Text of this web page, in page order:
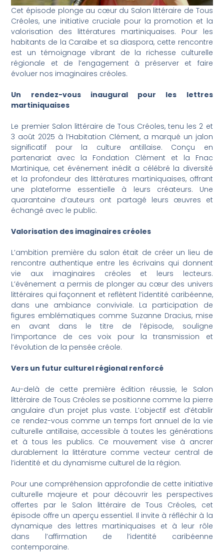
Cet épisode plonge au cœur du Salon littéraire de Tous
Créoles, une initiative cruciale pour la promotion et la
valorisation des littératures martiniquaises. Pour les
habitants de la Caraïbe et sa diaspora, cette rencontre
est un témoignage vibrant de la richesse culturelle
régionale et de l’engagement à préserver et faire
évoluer nos imaginaires créoles.
Un rendez-vous inaugural pour les lettres
martiniquaises
Le premier Salon littéraire de Tous Créoles, tenu les 2 et
3 août 2025 à l’Habitation Clément, a marqué un jalon
significatif pour la culture antillaise. Conçu en
partenariat avec la Fondation Clément et la Fnac
Martinique, cet événement inédit a célébré la diversité
et la profondeur des littératures martiniquaises, offrant
une plateforme essentielle à leurs créateurs. Une
quarantaine d’auteurs ont partagé leurs œuvres et
échangé avec le public.
Valorisation des imaginaires créoles
L’ambition première du salon était de créer un lieu de
rencontre authentique entre les écrivains qui donnent
vie aux imaginaires créoles et leurs lecteurs.
L’événement a permis de plonger au cœur des univers
littéraires qui façonnent et reflètent l’identité caribéenne,
dans une ambiance conviviale. La participation de
figures emblématiques comme Suzanne Dracius, mise
en avant dans le titre de l’épisode, souligne
l’importance de ces voix pour la transmission et
l’évolution de la pensée créole.
Vers un futur culturel régional renforcé
Au-delà de cette première édition réussie, le Salon
littéraire de Tous Créoles se positionne comme la pierre
angulaire d’un projet plus vaste. L’objectif est d’établir
ce rendez-vous comme un temps fort annuel de la vie
culturelle antillaise, accessible à toutes les générations
et à tous les publics. Ce mouvement vise à ancrer
durablement la littérature comme vecteur central de
l’identité et du dynamisme culturel de la région.
Pour une compréhension approfondie de cette initiative
culturelle majeure et pour découvrir les perspectives
offertes par le Salon littéraire de Tous Créoles, cet
épisode offre un aperçu essentiel. Il invite à réfléchir à la
dynamique des lettres martiniquaises et à leur rôle
dans l’affirmation de l’identité caribéenne
contemporaine.